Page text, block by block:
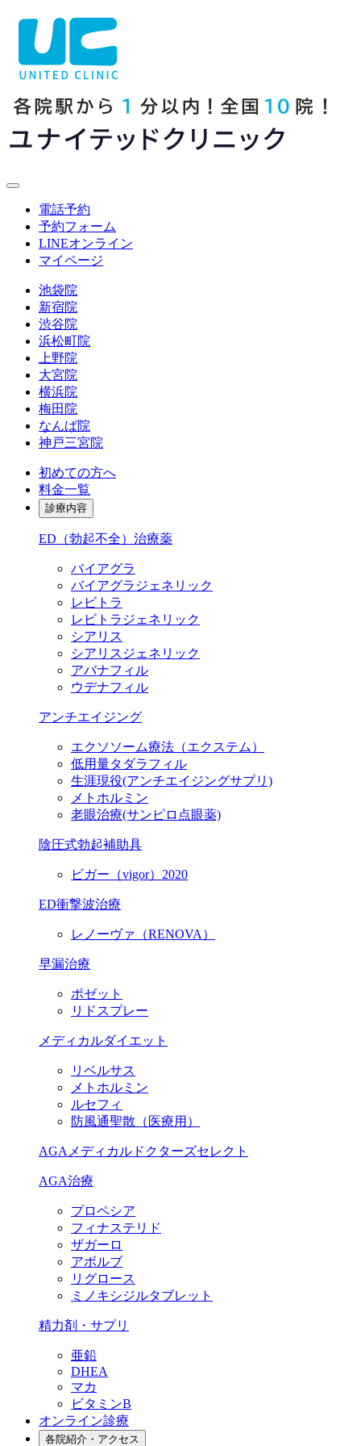
電話予約
予約フォーム
LINEオンライン
マイページ
池袋院
新宿院
渋谷院
浜松町院
上野院
大宮院
横浜院
梅田院
なんば院
神戸三宮院
初めての方へ
料金一覧
診療内容
ED（勃起不全）治療薬
バイアグラ
バイアグラジェネリック
レビトラ
レビトラジェネリック
シアリス
シアリスジェネリック
アバナフィル
ウデナフィル
アンチエイジング
エクソソーム療法（エクステム）
低用量タダラフィル
生涯現役(アンチエイジングサプリ)
メトホルミン
老眼治療(サンピロ点眼薬)
陰圧式勃起補助具
ビガー（vigor）2020
ED衝撃波治療
レノーヴァ（RENOVA）
早漏治療
ポゼット
リドスプレー
メディカルダイエット
リベルサス
メトホルミン
ルセフィ
防風通聖散（医療用）
AGAメディカルドクターズセレクト
AGA治療
プロペシア
フィナステリド
ザガーロ
アボルブ
リグロース
ミノキシジルタブレット
精力剤・サプリ
亜鉛
DHEA
マカ
ビタミンB
オンライン診療
各院紹介・アクセス